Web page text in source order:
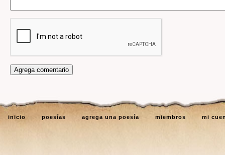
inicio poesías agrega una poesía miembros mi